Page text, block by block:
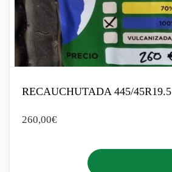
RECAUCHUTADA 445/45R19.5
260,00€